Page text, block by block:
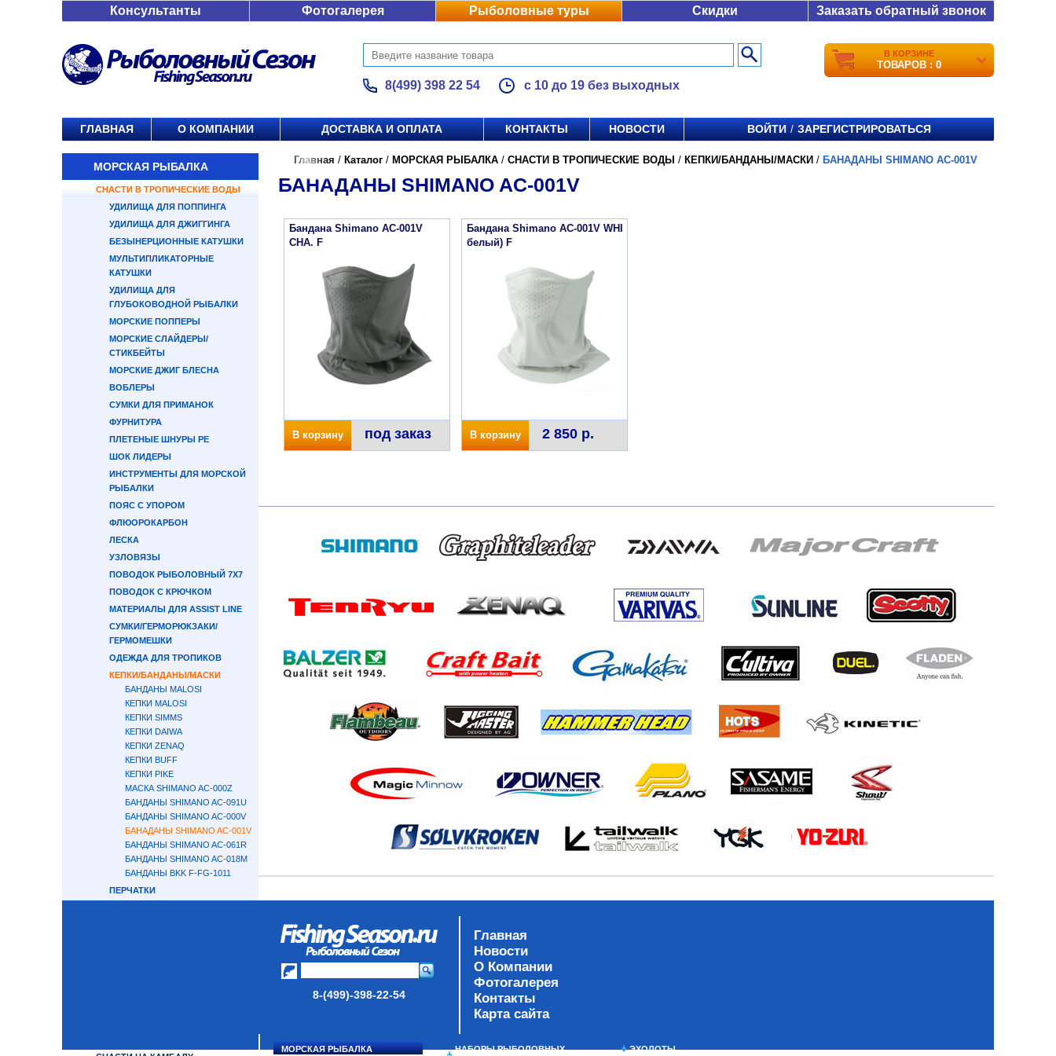
Консультанты Фотогалерея Рыболовные туры Скидки Заказать обратный звонок
8(499) 398 22 54 с 10 до 19 без выходных
В КОРЗИНЕ
ТОВАРОВ : 0
ГЛАВНАЯ О КОМПАНИИ ДОСТАВКА И ОПЛАТА КОНТАКТЫ НОВОСТИ ВОЙТИ / ЗАРЕГИСТРИРОВАТЬСЯ
МОРСКАЯ РЫБАЛКА
СНАСТИ В ТРОПИЧЕСКИЕ ВОДЫ
УДИЛИЩА ДЛЯ ПОППИНГА
УДИЛИЩА ДЛЯ ДЖИГГИНГА
БЕЗЫНЕРЦИОННЫЕ КАТУШКИ
МУЛЬТИПЛИКАТОРНЫЕ
КАТУШКИ
УДИЛИЩА ДЛЯ
ГЛУБОКОВОДНОЙ РЫБАЛКИ
МОРСКИЕ ПОППЕРЫ
МОРСКИЕ СЛАЙДЕРЫ/
СТИКБЕЙТЫ
МОРСКИЕ ДЖИГ БЛЕСНА
ВОБЛЕРЫ
СУМКИ ДЛЯ ПРИМАНОК
ФУРНИТУРА
ПЛЕТЕНЫЕ ШНУРЫ PE
ШОК ЛИДЕРЫ
ИНСТРУМЕНТЫ ДЛЯ МОРСКОЙ
РЫБАЛКИ
ПОЯС С УПОРОМ
ФЛЮОРОКАРБОН
ЛЕСКА
УЗЛОВЯЗЫ
ПОВОДОК РЫБОЛОВНЫЙ 7Х7
ПОВОДОК С КРЮЧКОМ
МАТЕРИАЛЫ ДЛЯ ASSIST LINE
СУМКИ/ГЕРМОРЮКЗАКИ/
ГЕРМОМЕШКИ
ОДЕЖДА ДЛЯ ТРОПИКОВ
КЕПКИ/БАНДАНЫ/МАСКИ
БАНДАНЫ MALOSI
КЕПКИ MALOSI
КЕПКИ SIMMS
КЕПКИ DAIWA
КЕПКИ ZENAQ
КЕПКИ BUFF
КЕПКИ PIKE
МАСКА SHIMANO AC-000Z
БАНДАНЫ SHIMANO AC-091U
БАНДАНЫ SHIMANO AC-000V
БАНАДАНЫ SHIMANO AC-001V
БАНДАНЫ SHIMANO AC-061R
БАНДАНЫ SHIMANO AC-018M
БАНДАНЫ BKK F-FG-1011
ПЕРЧАТКИ
Главная / Каталог / МОРСКАЯ РЫБАЛКА / СНАСТИ В ТРОПИЧЕСКИЕ ВОДЫ / КЕПКИ/БАНДАНЫ/МАСКИ / БАНАДАНЫ SHIMANO AC-001V
БАНАДАНЫ SHIMANO AC-001V
Бандана Shimano AC-001V
CHA. F
В корзину под заказ
Бандана Shimano AC-001V WHI
белый) F
В корзину 2 850 р.
8-(499)-398-22-54
Главная
Новости
О Компании
Фотогалерея
Контакты
Карта сайта
МОРСКАЯ РЫБАЛКА
НАБОРЫ РЫБОЛОВНЫХ
ЭХОЛОТЫ